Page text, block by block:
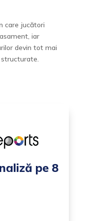
care jucători
iar
devin tot mai
pe 8